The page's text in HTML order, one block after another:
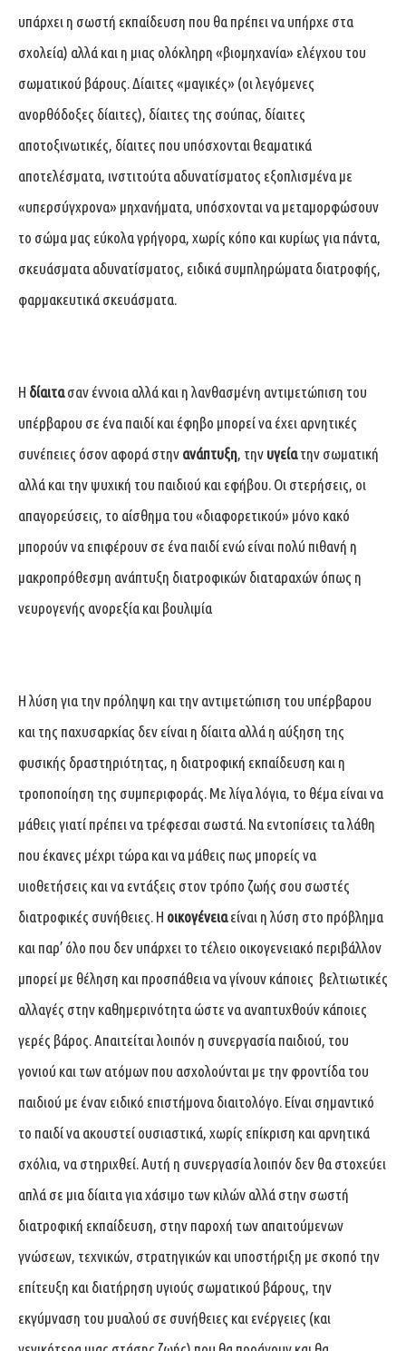
υπάρχει η σωστή εκπαίδευση που θα πρέπει να υπήρχε στα
σχολεία) αλλά και η μιας ολόκληρη «βιομηχανία» ελέγχου του
σωματικού βάρους. Δίαιτες «μαγικές» (οι λεγόμενες
ανορθόδοξες δίαιτες), δίαιτες της σούπας, δίαιτες
αποτοξινωτικές, δίαιτες που υπόσχονται θεαματικά
αποτελέσματα, ινστιτούτα αδυνατίσματος εξοπλισμένα με
«υπερσύγχρονα» μηχανήματα, υπόσχονται να μεταμορφώσουν
το σώμα μας εύκολα γρήγορα, χωρίς κόπο και κυρίως για πάντα,
σκευάσματα αδυνατίσματος, ειδικά συμπληρώματα διατροφής,
φαρμακευτικά σκευάσματα.
Η δίαιτασαν έννοια αλλά και η λανθασμένη αντιμετώπιση του
υπέρβαρου σε ένα παιδί και έφηβο μπορεί να έχει αρνητικές
συνέπειες όσον αφορά στην ανάπτυξη, την υγείατην σωματική
αλλά και την ψυχική του παιδιού και εφήβου. Οι στερήσεις, οι
απαγορεύσεις, το αίσθημα του «διαφορετικού» μόνο κακό
μπορούν να επιφέρουν σε ένα παιδί ενώ είναι πολύ πιθανή η
μακροπρόθεσμη ανάπτυξη διατροφικών διαταραχών όπως η
νευρογενής ανορεξία και βουλιμία
Η λύση για την πρόληψη και την αντιμετώπιση του υπέρβαρου
και της παχυσαρκίας δεν είναι η δίαιτα αλλά η αύξηση της
φυσικής δραστηριότητας, η διατροφική εκπαίδευση και η
τροποποίηση της συμπεριφοράς. Με λίγα λόγια, το θέμα είναι να
μάθεις γιατί πρέπει να τρέφεσαι σωστά. Να εντοπίσεις τα λάθη
που έκανες μέχρι τώρα και να μάθεις πως μπορείς να
υιοθετήσεις και να εντάξεις στον τρόπο ζωής σου σωστές
διατροφικές συνήθειες. Η οικογένειαείναι η λύση στο πρόβλημα
και παρ’ όλο που δεν υπάρχει το τέλειο οικογενειακό περιβάλλον
μπορεί με θέληση και προσπάθεια να γίνουν κάποιες βελτιωτικές
αλλαγές στην καθημερινότητα ώστε να αναπτυχθούν κάποιες
γερές βάρος. Απαιτείται λοιπόν η συνεργασία παιδιού, του
γονιού και των ατόμων που ασχολούνται με την φροντίδα του
παιδιού με έναν ειδικό επιστήμονα διαιτολόγο. Είναι σημαντικό
το παιδί να ακουστεί ουσιαστικά, χωρίς επίκριση και αρνητικά
σχόλια, να στηριχθεί. Αυτή η συνεργασία λοιπόν δεν θα στοχεύει
απλά σε μια δίαιτα για χάσιμο των κιλών αλλά στην σωστή
διατροφική εκπαίδευση, στην παροχή των απαιτούμενων
γνώσεων, τεχνικών, στρατηγικών και υποστήριξη με σκοπό την
επίτευξη και διατήρηση υγιούς σωματικού βάρους, την
εκγύμναση του μυαλού σε συνήθειες και ενέργειες (και